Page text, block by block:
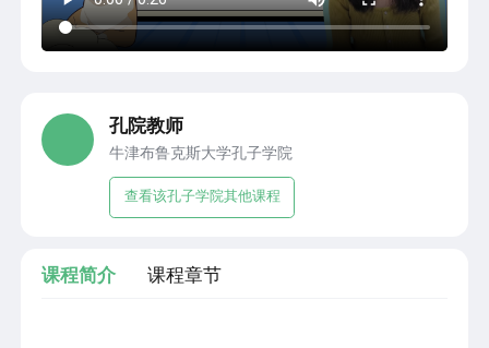
孔院教师
牛津布鲁克斯大学孔子学院
查看该孔子学院其他课程
课程简介 课程章节